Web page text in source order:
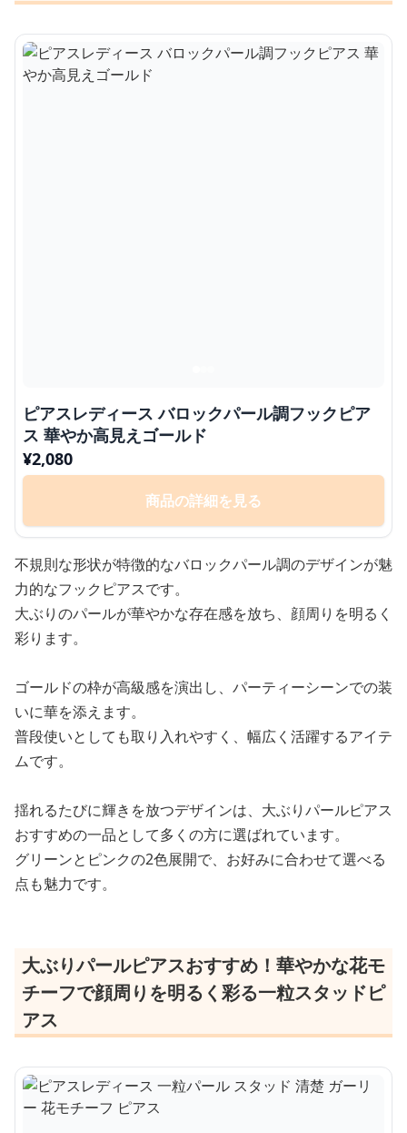
ピアスレディース バロックパール調フックピア
ス 華やか高見えゴールド
¥2,080
商品の詳細を見る
不規則な形状が特徴的なバロックパール調のデザインが魅
力的なフックピアスです。
大ぶりのパールが華やかな存在感を放ち、顔周りを明るく
彩ります。
ゴールドの枠が高級感を演出し、パーティーシーンでの装
いに華を添えます。
普段使いとしても取り入れやすく、幅広く活躍するアイテ
ムです。
揺れるたびに輝きを放つデザインは、大ぶりパールピアス
おすすめの一品として多くの方に選ばれています。
グリーンとピンクの2色展開で、お好みに合わせて選べる
点も魅力です。
大ぶりパールピアスおすすめ！華やかな花モ
チーフで顔周りを明るく彩る一粒スタッドピ
アス